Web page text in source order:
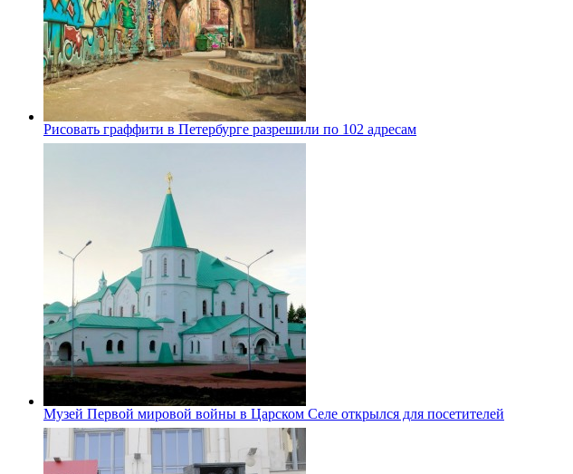
Рисовать граффити в Петербурге разрешили по 102 адресам
Музей Первой мировой войны в Царском Селе открылся для посетителей